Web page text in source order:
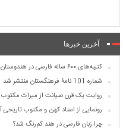
آخرین خبرها
کتیبه‌های ۶۰۰ ساله فارسی در هندوستان
شماره 101 نامۀ فرهنگستان منتشر شد
روایت یک قرن صیانت از میراث مکتوب
رونمایی از اسناد کهن و مکتوب
چرا زبان فارسی در هند کم‌رنگ شد؟